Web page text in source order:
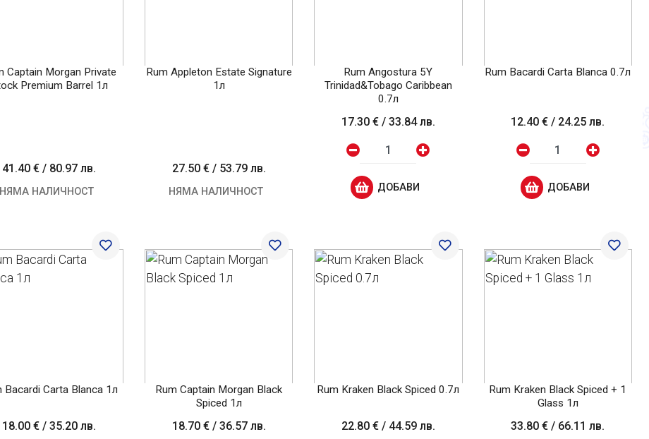
Captain Morgan Private
Premium Barrel 1л
41.40 € / 80.97 лв.
НЯМА НАЛИЧНОСТ
Rum Appleton Estate Signature
1л
27.50 €/ 53.79 лв.
НЯМА НАЛИЧНОСТ
Rum Angostura 5Y
Trinidad&Tobago Caribbean
0.7л
17.30 €/ 33.84 лв.
ДОБАВИ
Rum Bacardi Carta Blanca 0.7л
12.40 € / 24.25 лв.
ДОБАВИ
Bacardi Carta Blanca 1л
18.00 € /35.20 лв.
Rum Captain Morgan Black
Spiced 1л
18.70 €/ 36.57 лв.
Rum Kraken Black Spiced 0.7л
22.80 €/ 44.59 лв.
Rum Kraken Black Spiced + 1
Glass 1л
33.80 € / 66.11 лв.